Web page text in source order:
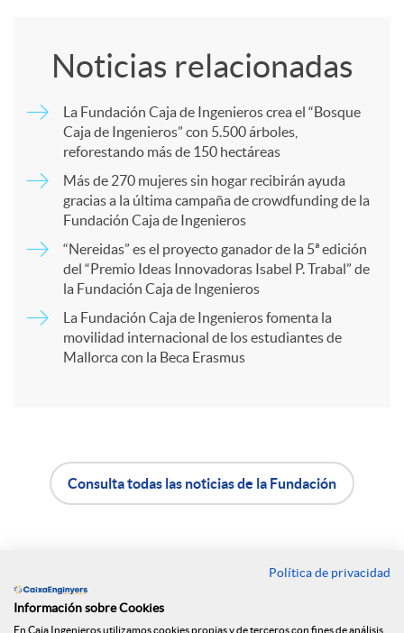
r
t
R
Noticias relacionadas
La Fundación Caja de Ingenieros crea el “Bosque
Caja de Ingenieros” con 5.500 árboles,
reforestando más de 150 hectáreas
Más de 270 mujeres sin hogar recibirán ayuda
gracias a la última campaña de crowdfunding de la
Fundación Caja de Ingenieros
“Nereidas” es el proyecto ganador de la 5ª edición
del “Premio Ideas Innovadoras Isabel P. Trabal” de
la Fundación Caja de Ingenieros
La Fundación Caja de Ingenieros fomenta la
movilidad internacional de los estudiantes de
Mallorca con la Beca Erasmus
l
t
Consulta todas las noticias de la Fundación
Política de privacidad
Información sobre Cookies
En Caja Ingenieros utilizamos cookies propias y de terceros con fines de análisis